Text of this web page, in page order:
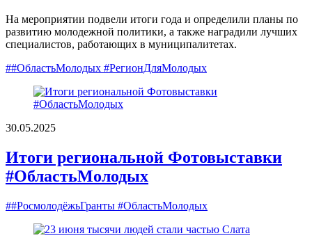
На мероприятии подвели итоги года и определили планы по
развитию молодежной политики, а также наградили лучших
специалистов, работающих в муниципалитетах.
##ОбластьМолодых #РегионДляМолодых
30.05.2025
Итоги региональной Фотовыставки
#ОбластьМолодых
##РосмолодёжьГранты #ОбластьМолодых